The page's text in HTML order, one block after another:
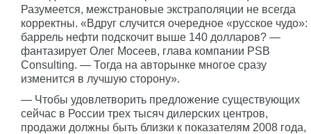
Разумеется, межстрановые экстраполяции не всегда
корректны. «Вдруг случится очередное «русское чудо»:
баррель нефти подскочит выше 140 долларов? —
фантазирует Олег Мосеев, глава компании PSB
Consulting. — Тогда на авторынке многое сразу
изменится в лучшую сторону».
— Чтобы удовлетворить предложение существующих
сейчас в России трех тысяч дилерских центров,
продажи должны быть близки к показателям 2008 года,